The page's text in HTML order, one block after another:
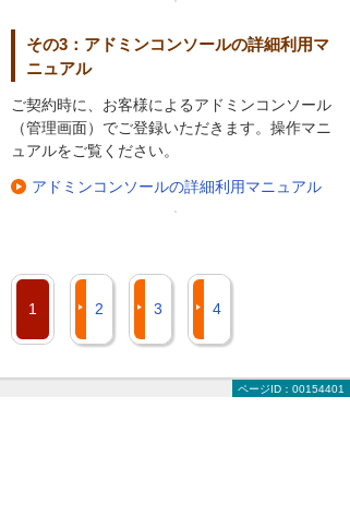
その3：アドミンコンソールの詳細利用マ
ニュアル
ご契約時に、お客様によるアドミンコンソール
（管理画面）でご登録いただきます。操作マニ
ュアルをご覧ください。
アドミンコンソールの詳細利用マニュアル
1 2 3 4
ページID：00154401